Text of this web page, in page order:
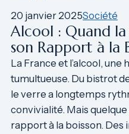
20 janvier 2025Société
Alcool : Quand
son Rapport à la
La France et l’alcool, une
tumultueuse. Du bistrot
le verre a longtemps
convivialité. Mais
rapport à la boisson.